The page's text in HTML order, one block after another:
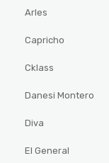
Arles
Capricho
Cklass
Danesi Montero
Diva
El General